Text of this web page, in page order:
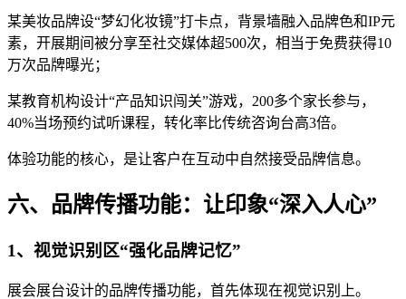
某美妆品牌设“梦幻化妆镜”打卡点，背景墙融入品牌色和IP元
素，开展期间被分享至社交媒体超500次，相当于免费获得10
万次品牌曝光；
某教育机构设计“产品知识闯关”游戏，200多个家长参与，
40%当场预约试听课程，转化率比传统咨询台高3倍。
体验功能的核心，是让客户在互动中自然接受品牌信息。
六、品牌传播功能：让印象“深入人心”
1、视觉识别区“强化品牌记忆”
展会展台设计的品牌传播功能，首先体现在视觉识别上。